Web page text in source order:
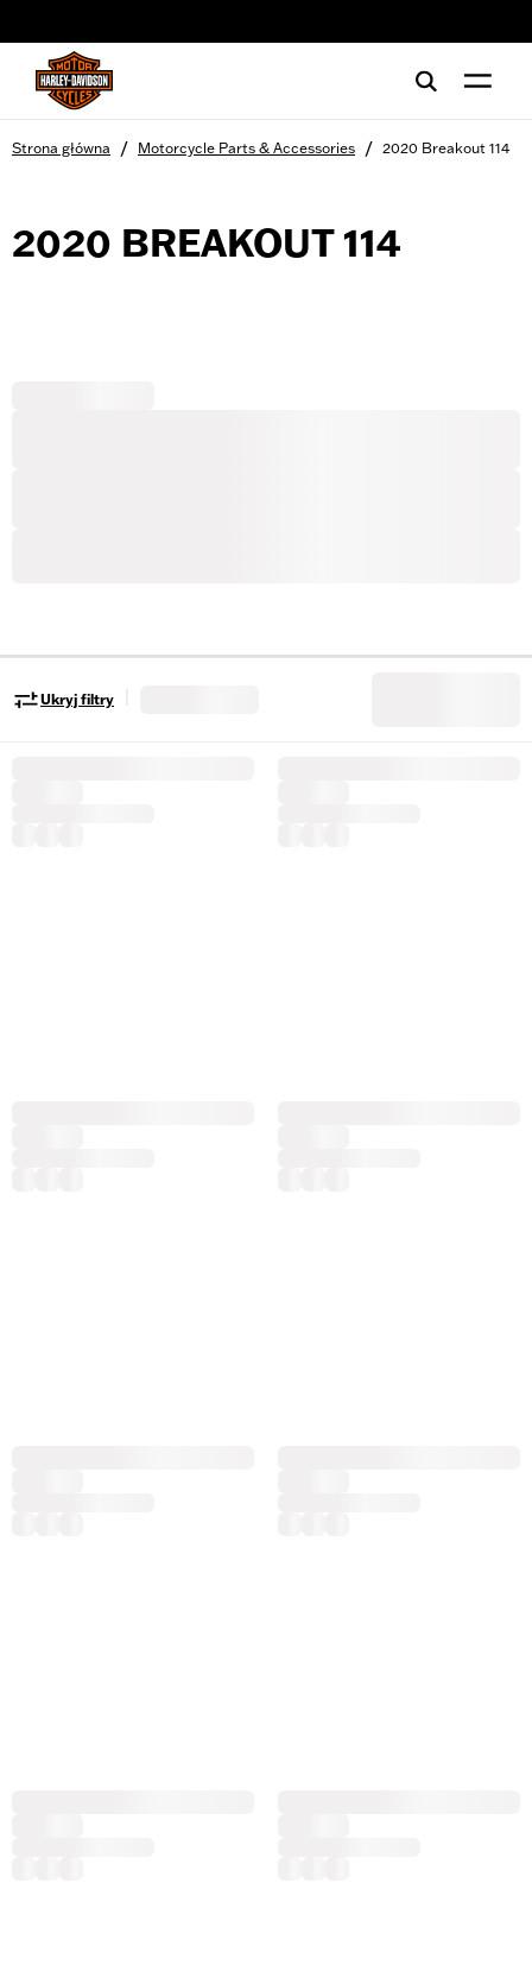
Strona główna / Motorcycle Parts & Accessories / 2020 Breakout 114
2020 BREAKOUT 114
Ukryj filtry